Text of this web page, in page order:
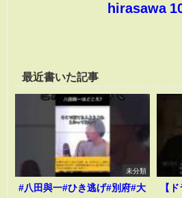
hirasawa
最近書いた記事
未分類
#八田與一#ひき逃げ#別府#大
【